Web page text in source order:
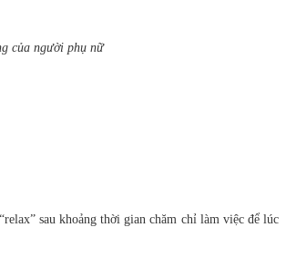
của người phụ nữ
sau khoảng thời gian chăm chỉ làm việc để lúc